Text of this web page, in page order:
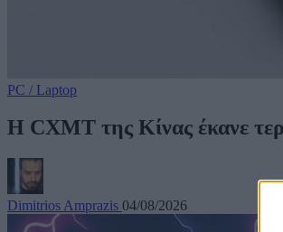
PC / Laptop
Η CXMT της Κίνας έκανε
Dimitrios Amprazis 04/08/2026